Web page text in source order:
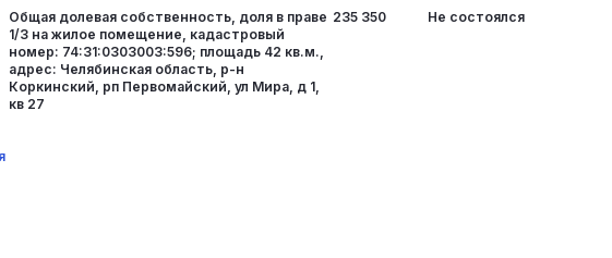
Общая долевая собственность, доля в праве
1/3 на жилое помещение, кадастровый
номер: 74:31:0303003:596; площадь 42 кв.м.,
адрес: Челябинская область, р-н
Коркинский, рп Первомайский, ул Мира, д 1,
кв 27
235 350 Не состоялся